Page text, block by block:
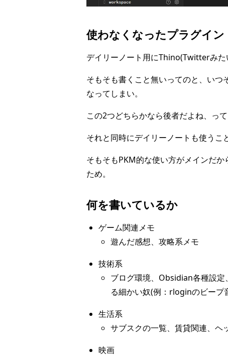
使わなくなったプラグイン
デイリーノート用にThino(Twitterみた
そもそも書くこと無いってのと、い
なってしまい。
この2つどちらかなら後者だよね、っ
それと同時にデイリーノートも使うこ
そもそもPKM的な使い方がメインだ
ため。
何を書いているか
ゲーム関連メモ
遊んだ感想、攻略系メモ
技術系
ブログ環境、Obsidian各種設
る細かい奴(例：rloginのビープ
生活系
サブスクの一覧、賃貸関連、ヘ
映画